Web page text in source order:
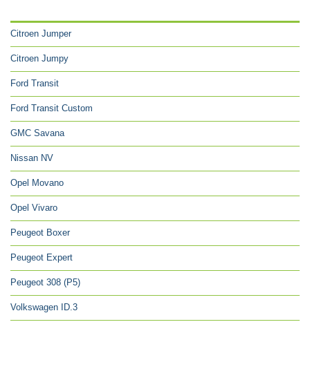
Citroen Jumper
Citroen Jumpy
Ford Transit
Ford Transit Custom
GMC Savana
Nissan NV
Opel Movano
Opel Vivaro
Peugeot Boxer
Peugeot Expert
Peugeot 308 (P5)
Volkswagen ID.3